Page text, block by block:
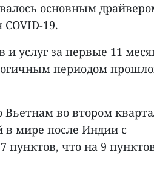
основным
19.
услуг за первые 11
периодом
во втором
в мире после Индии с
пунктов, что на 9